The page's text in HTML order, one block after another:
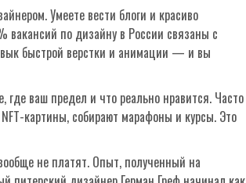
Умеете вести блоги и красиво
по дизайну в России связаны с
быстрой верстки и анимации — и вы
ваш предел и что реально нравится. Часто
картины, собирают марафоны и курсы. Это
не платят. Опыт, полученный на